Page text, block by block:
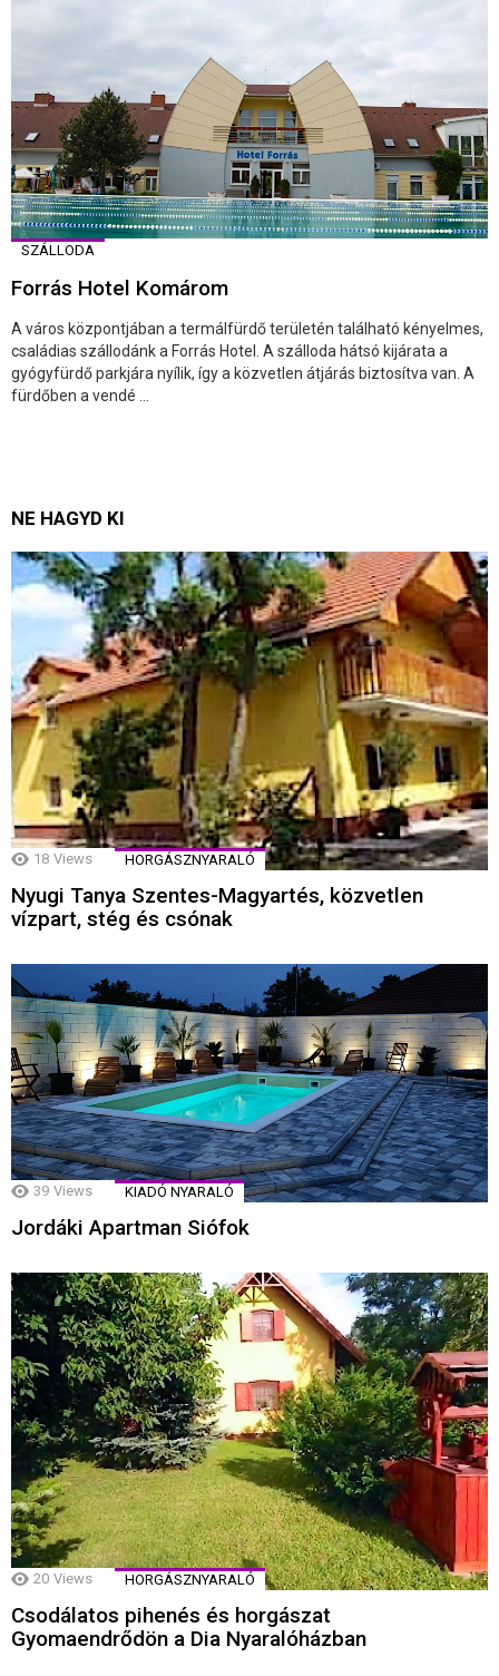
SZÁLLODA
Forrás Hotel Komárom
A város központjában a termálfürdő területén található kényelmes,
családias szállodánk a Forrás Hotel. A szálloda hátsó kijárata a
gyógyfürdő parkjára nyílik, így a közvetlen átjárás biztosítva van. A
fürdőben a vendé ...
NE HAGYD KI
18 Views HORGÁSZNYARALÓ
Nyugi Tanya Szentes-Magyartés, közvetlen
vízpart, stég és csónak
39 Views KIADÓ NYARALÓ
Jordáki Apartman Siófok
20 Views HORGÁSZNYARALÓ
Csodálatos pihenés és horgászat
Gyomaendrődön a Dia Nyaralóházban